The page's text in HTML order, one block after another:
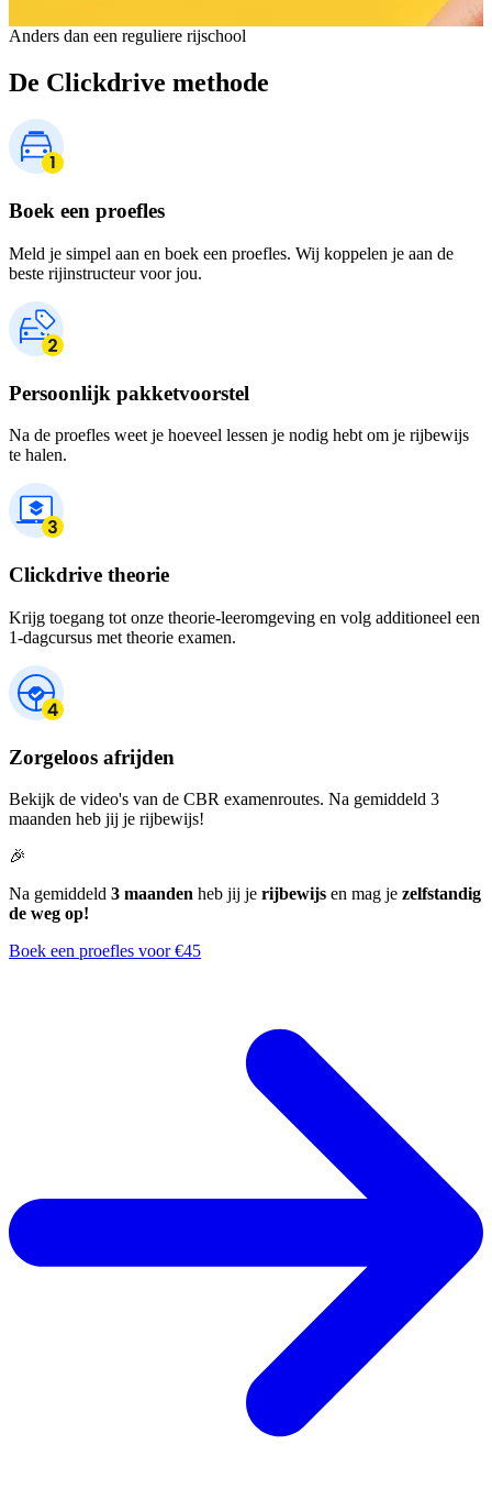
Anders dan een reguliere rijschool
De Clickdrive methode
Boek een proefles
Meld je simpel aan en boek een proefles. Wij koppelen je aan de
beste rijinstructeur voor jou.
Persoonlijk pakketvoorstel
Na de proefles weet je hoeveel lessen je nodig hebt om je rijbewijs
te halen.
Clickdrive theorie
Krijg toegang tot onze theorie-leeromgeving en volg additioneel een
1-dagcursus met theorie examen.
Zorgeloos afrijden
Bekijk de video's van de CBR examenroutes. Na gemiddeld 3
maanden heb jij je rijbewijs!
🎉
Na gemiddeld 3 maanden heb jij je rijbewijs en mag je zelfstandig
de weg op!
Boek een proefles voor €45